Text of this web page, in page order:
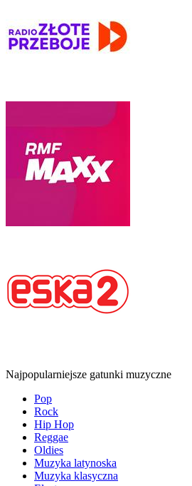
Najpopularniejsze gatunki muzyczne
Pop
Rock
Hip Hop
Reggae
Oldies
Muzyka latynoska
Muzyka klasyczna